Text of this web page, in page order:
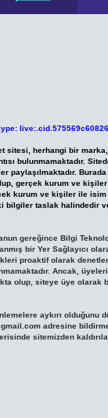
sitesi, herhangi bir
bulunmamaktadır.
paylaşılmaktadır.
gerçek kurum ve kişiler
kurum ve kişiler ile
bilgiler taslak halindedir
gereğince Bilgi
bir Yer Sağlayıcı
proaktif olarak
Ancak,
olup, siteye üye olarak
aykırı olduğunu
adresine
sitemizden